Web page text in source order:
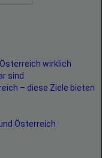
wirklich
sind
– diese Ziele bieten
Österreich